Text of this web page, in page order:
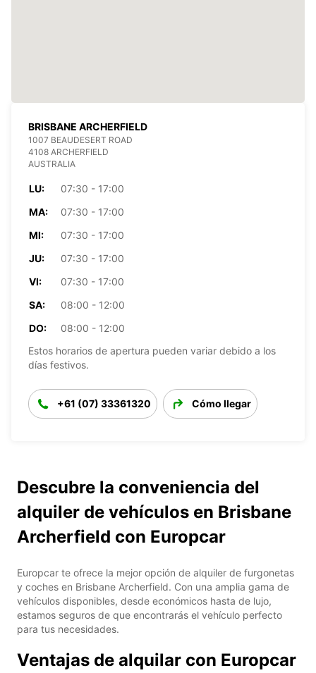
BRISBANE ARCHERFIELD
1007 BEAUDESERT ROAD
4108 ARCHERFIELD
AUSTRALIA
LU:
07:30 - 17:00
MA:
07:30 - 17:00
MI:
07:30 - 17:00
JU:
07:30 - 17:00
VI:
07:30 - 17:00
SA:
08:00 - 12:00
DO:
08:00 - 12:00
Estos horarios de apertura pueden variar debido a los
días festivos.
+61 (07) 33361320 Cómo llegar
Descubre la conveniencia del
alquiler de vehículos en Brisbane
Archerfield con Europcar
Europcar te ofrece la mejor opción de alquiler de furgonetas
y coches en Brisbane Archerfield. Con una amplia gama de
vehículos disponibles, desde económicos hasta de lujo,
estamos seguros de que encontrarás el vehículo perfecto
para tus necesidades.
Ventajas de alquilar con Europcar